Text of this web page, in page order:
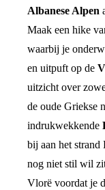
Albanese Alpen
Maak een hike
waarbij je
en uitpuft op de
uitzicht over
de oude Griekse
indrukwekkende
bij aan het
nog niet stil wil
Vlorë voordat je